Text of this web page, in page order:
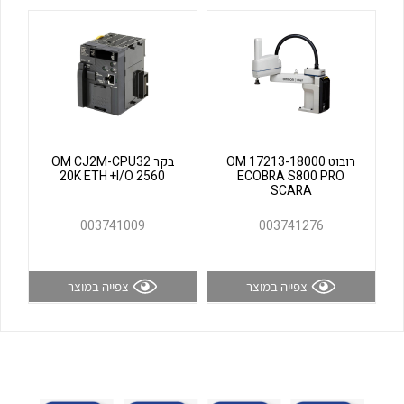
לכל מוצרי היצרן לכל מוצרי היצרן
רובוט OM 17213-18000
ECOBRA S800 PRO
SCARA
003741276
צפייה במוצר
בקר OM CJ2M-CPU32
20K ETH +I/O 2560
003741009
צפייה במוצר